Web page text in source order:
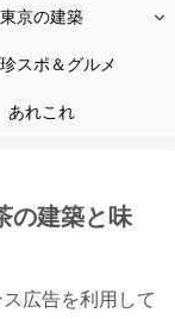
東京の建築
スポ＆グルメ
あれこれ
の建築と味
広告を利用して